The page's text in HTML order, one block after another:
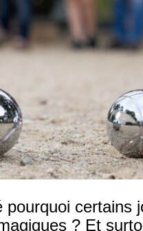
pourquoi certains
? Et